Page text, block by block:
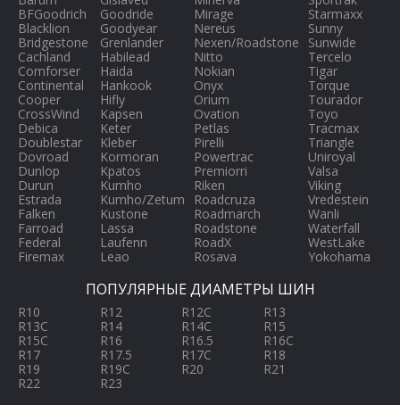
BFGoodrich
Blacklion
Bridgestone
Cachland
Comforser
Continental
Cooper
CrossWind
Debica
Doublestar
Dovroad
Dunlop
Durun
Estrada
Falken
Farroad
Federal
Firemax
Goodride
Goodyear
Grenlander
Habilead
Haida
Hankook
Hifly
Kapsen
Keter
Kleber
Kormoran
Kpatos
Kumho
Kumho/Zetum
Kustone
Lassa
Laufenn
Leao
Mirage
Nereus
Nexen/Roadstone
Nitto
Nokian
Onyx
Orium
Ovation
Petlas
Pirelli
Powertrac
Premiorri
Riken
Roadcruza
Roadmarch
Roadstone
RoadX
Rosava
Starmaxx
Sunny
Sunwide
Tercelo
Tigar
Torque
Tourador
Toyo
Tracmax
Triangle
Uniroyal
Valsa
Viking
Vredestein
Wanli
Waterfall
WestLake
Yokohama
ПОПУЛЯРНЫЕ ДИАМЕТРЫ ШИН
R10 R12 R12C
R13
R13C
R14 R14C
R15
R15C
R16 R16.5
R16C
R17
R17.5 R17C
R18
R19
R19C R20
R21
R22
R23